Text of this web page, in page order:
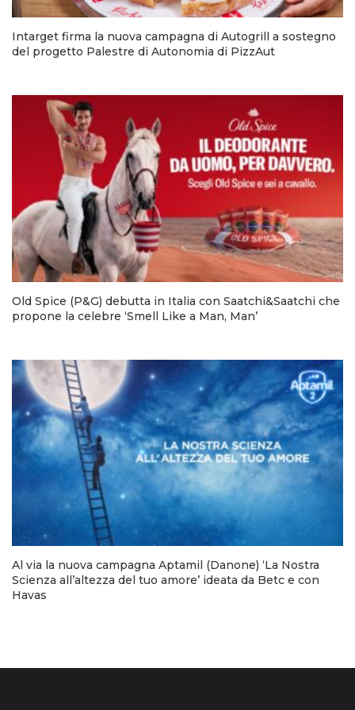
OPINIONI
Intarget firma la nuova campagna di Autogrill a sostegno
del progetto Palestre di Autonomia di PizzAut
Old Spice (P&G) debutta in Italia con Saatchi&Saatchi che
propone la celebre ‘Smell Like a Man, Man’
Al via la nuova campagna Aptamil (Danone) ‘La Nostra
Scienza all’altezza del tuo amore’ ideata da Betc e con
Havas